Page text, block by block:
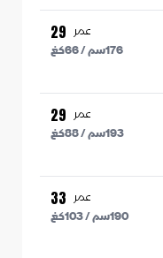
عمر 29
176سم /66كغ
عمر 29
193سم /88كغ
عمر 33
190سم /103كغ